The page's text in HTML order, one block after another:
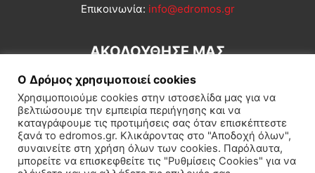
Επικοινωνία: info@edromos.gr
ΑΚΟΛΟΥΘΗΣΕ ΜΑΣ
Εγγραφή συνδρομητή Πολιτική Διεθνή Κοινωνία
Ο Δρόμος χρησιμοποιεί cookies
Χρησιμοποιούμε cookies στην ιστοσελίδα μας για να
βελτιώσουμε την εμπειρία περιήγησης και να
καταγράφουμε τις προτιμήσεις σας όταν επισκέπτεστε
ξανά το edromos.gr. Κλικάροντας στο "Αποδοχή όλων",
συναινείτε στη χρήση όλων των cookies. Παρόλαυτα,
μπορείτε να επισκεφθείτε τις "Ρυθμίσεις Cookies" για να